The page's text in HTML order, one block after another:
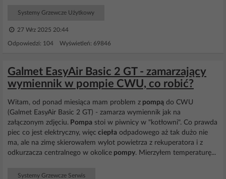
Systemy Grzewcze Użytkowy
27 Wrz 2025 20:44
Odpowiedzi: 104 Wyświetleń: 69846
Galmet EasyAir Basic 2 GT - zamarzający
wymiennik w pompie CWU, co robić?
Witam, od ponad miesiąca mam problem z pompą do CWU
(Galmet EasyAir Basic 2 GT) - zamarza wymiennik jak na
załączonym zdjęciu. Pompa stoi w piwnicy w "kotłowni". Co prawda
piec co jest elektryczny, więc ciepła odpadowego aż tak dużo nie
ma, ale na zimę skierowałem wylot powietrza z rekuperatora i z
odkurzacza centralnego w okolice pompy. Mierzyłem temperaturę...
Systemy Grzewcze Serwis